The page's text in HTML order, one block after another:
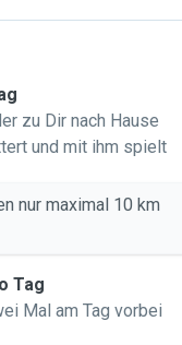
zu Dir nach Hause
und mit ihm spielt
nur maximal 10 km
Tag
Mal am Tag vorbei